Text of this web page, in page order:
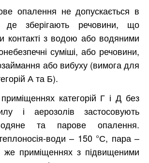
опалення не допускається в
де зберігають речовини, що
контакті з водою або водяними
суміші, або речовини,
або вибуху (вимога для
А та Б).
категорій Г і Д без
і аерозолів застосовують
та парове опалення.
води – 150 °С, пара –
приміщеннях з підвищеними